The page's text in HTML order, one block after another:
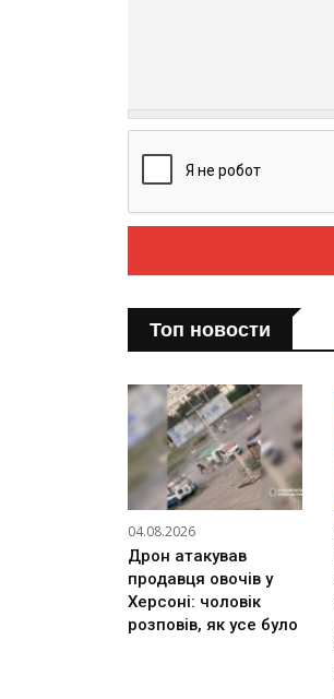
Топ новости
04.08.2026
Дрон атакував
продавця овочів у
Херсоні: чоловік
розповів, як усе було